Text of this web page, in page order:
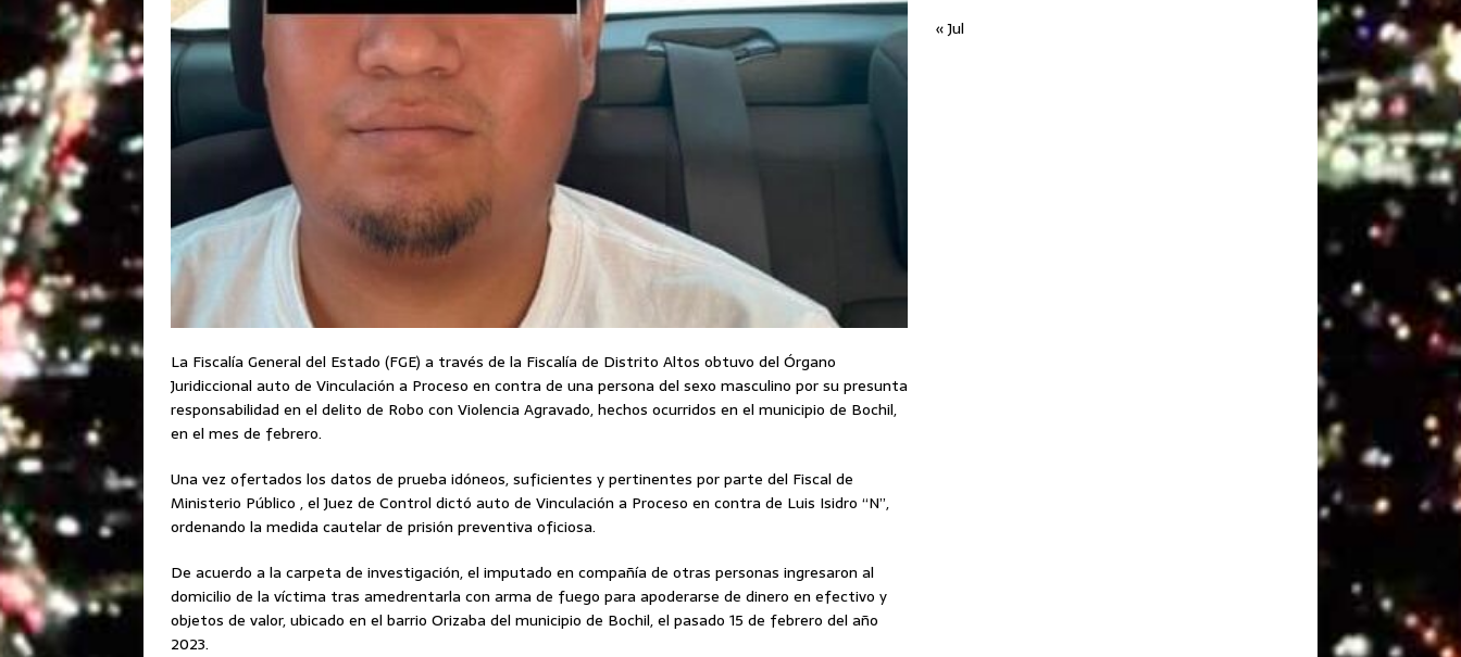
La Fiscalía General del Estado (FGE) a través de la Fiscalía de Distrito Altos obtuvo del Órgano
Juridiccional auto de Vinculación a Proceso en contra de una persona del sexo masculino por su presunta
responsabilidad en el delito de Robo con Violencia Agravado, hechos ocurridos en el municipio de Bochil,
en el mes de febrero.
Una vez ofertados los datos de prueba idóneos, suficientes y pertinentes por parte del Fiscal de
Ministerio Público , el Juez de Control dictó auto de Vinculación a Proceso en contra de Luis Isidro “N”,
ordenando la medida cautelar de prisión preventiva oficiosa.
De acuerdo a la carpeta de investigación, el imputado en compañía de otras personas ingresaron al
domicilio de la víctima tras amedrentarla con arma de fuego para apoderarse de dinero en efectivo y
objetos de valor, ubicado en el barrio Orizaba del municipio de Bochil, el pasado 15 de febrero del año
2023.
« Jul